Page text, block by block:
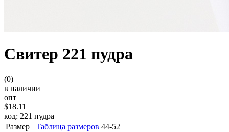
Свитер 221 пудра
(0)
в наличии
опт
$18.11
код: 221 пудра
Размер
Таблица размеров 44-52